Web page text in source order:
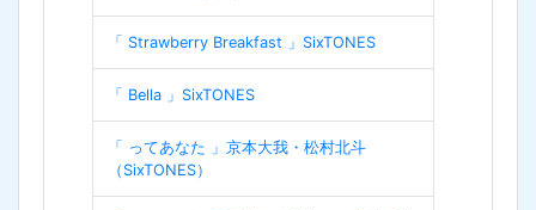
「 Strawberry Breakfast 」SixTONES
「 Bella 」SixTONES
「 ってあなた 」京本大我・松村北斗
（SixTONES）